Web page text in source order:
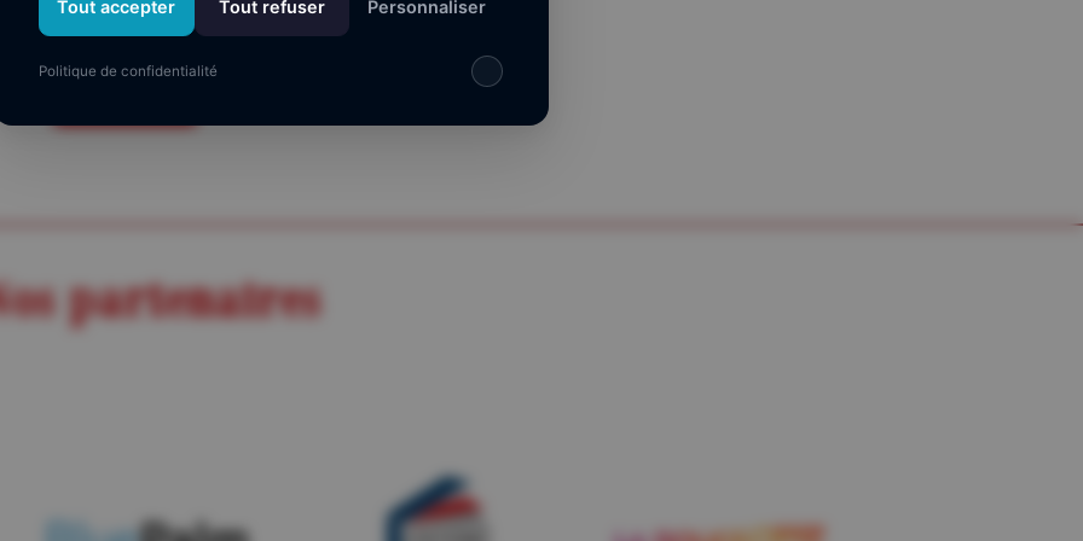
Tarif :0,00 €
partenaires
Tout accepter Tout refuser Personnaliser
Politique de confidentialité